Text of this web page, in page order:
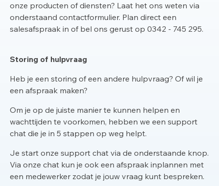
onze producten of diensten? Laat het ons weten via
onderstaand contactformulier. Plan direct een
salesafspraak in of bel ons gerust op 0342 - 745 295.
Storing of hulpvraag
Heb je een storing of een andere hulpvraag? Of wil je
een afspraak maken?
Om je op de juiste manier te kunnen helpen en
wachttijden te voorkomen, hebben we een support
chat die je in 5 stappen op weg helpt.
Je start onze support chat via de onderstaande knop.
Via onze chat kun je ook een afspraak inplannen met
een medewerker zodat je jouw vraag kunt bespreken.